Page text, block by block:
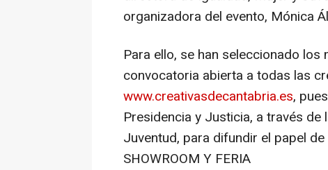
organizadora del evento, Mónica
Para ello, se han seleccionado
convocatoria abierta a todas las
www.creativasdecantabria.es,
Presidencia y Justicia, a través
Juventud, para difundir el papel
SHOWROOM Y FERIA